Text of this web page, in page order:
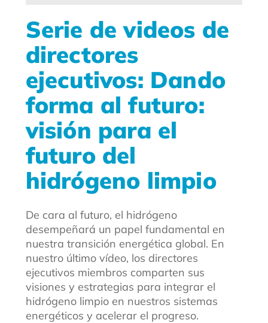
Serie de videos de
directores
ejecutivos: Dando
forma al futuro:
visión para el
futuro del
hidrógeno limpio
De cara al futuro, el hidrógeno
desempeñará un papel fundamental en
nuestra transición energética global. En
nuestro último vídeo, los directores
ejecutivos miembros comparten sus
visiones y estrategias para integrar el
hidrógeno limpio en nuestros sistemas
energéticos y acelerar el progreso.